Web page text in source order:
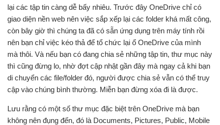
lại các tập tin càng dễ bấy nhiêu. Trước đây OneDrive chỉ có
giao diện nền web nên việc sắp xếp lại các folder khá mất công,
còn bây giờ thì chúng ta đã có sẵn ứng dụng trên máy tính rồi
nên bạn chỉ việc kéo thả để tổ chức lại ổ OneDrive của mình
mà thôi. Và nếu bạn có đang chia sẻ những tập tin, thư mục này
thì cũng đừng lo, nhờ đợt cập nhật gần đây mà ngay cả khi bạn
di chuyển các file/folder đó, người được chia sẻ vẫn có thể truy
cập vào chúng bình thường. Miễn bạn đừng xóa đi là được.
Lưu rằng có một số thư mục đặc biệt trên OneDrive mà bạn
không nên đụng đến, đó là Documents, Pictures, Public, Mobile